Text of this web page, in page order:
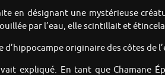
en désignant une mystérieuse
par l’eau, elle scintillait et
d’hippocampe originaire des côtes de
expliqué. En tant que Chamane